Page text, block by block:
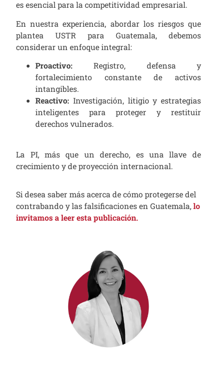
es esencial para la competitividad empresarial.
En nuestra experiencia, abordar los riesgos que
plantea USTR para Guatemala, debemos
considerar un enfoque integral:
Proactivo: Registro, defensa y
fortalecimiento constante de activos
intangibles.
Reactivo: Investigación, litigio y estrategias
inteligentes para proteger y restituir
derechos vulnerados.
La PI, más que un derecho, es una llave de
crecimiento y de proyección internacional.
Si desea saber más acerca de cómo protegerse del
contrabando y las falsificaciones en Guatemala,lo
invitamos a leer esta publicación.